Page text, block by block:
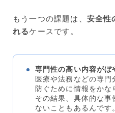
もう一つの課題は、 安全性
れるケースです。
専門性の高い内容がぼ
医療や法務などの専
防ぐために情報をかな
その結果、具体的な
ないこともあるんです。